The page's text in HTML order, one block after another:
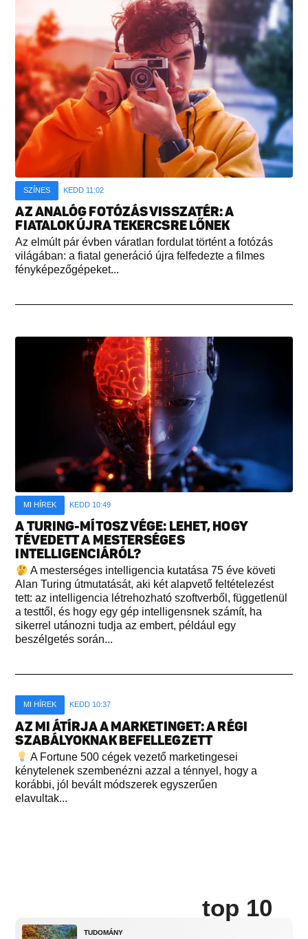
SZÍNES KEDD 11:02
AZ ANALÓG FOTÓZÁS VISSZATÉR: A
FIATALOK ÚJRA TEKERCSRE LŐNEK
Az elmúlt pár évben váratlan fordulat történt a fotózás
világában: a fiatal generáció újra felfedezte a filmes
fényképezőgépeket...
MI HÍREK KEDD 10:49
A TURING-MÍTOSZ VÉGE: LEHET, HOGY
TÉVEDETT A MESTERSÉGES
INTELLIGENCIÁRÓL?
A mesterséges intelligencia kutatása 75 éve követi
Alan Turing útmutatását, aki két alapvető feltételezést
tett: az intelligencia létrehozható szoftverből, függetlenül
a testtől, és hogy egy gép intelligensnek számít, ha
sikerrel utánozni tudja az embert, például egy
beszélgetés során...
MI HÍREK KEDD 10:37
AZ MI ÁTÍRJA A MARKETINGET: A RÉGI
SZABÁLYOKNAK BEFELLEGZETT
A Fortune 500 cégek vezető marketingesei
kénytelenek szembenézni azzal a ténnyel, hogy a
korábbi, jól bevált módszerek egyszerűen
elavultak...
top 10
TUDOMÁNY